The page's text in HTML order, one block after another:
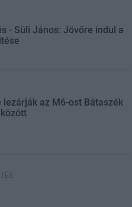
- Süli János: Jövőre indul a
lezárják az M6-ost Bátaszék